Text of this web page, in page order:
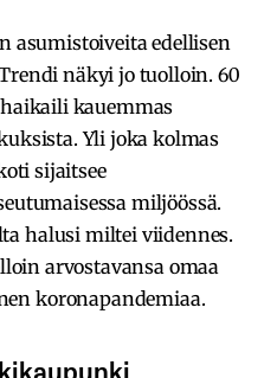
asumistoiveita edellisen
näkyi jo tuolloin. 60
kauemmas
Yli joka kolmas
sijaitsee
miljöössä.
halusi miltei viidennes.
arvostavansa omaa
koronapandemiaa.